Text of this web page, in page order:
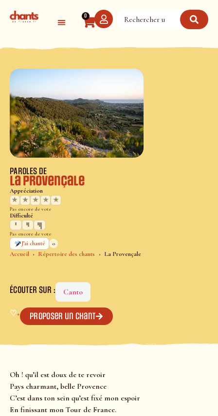
0
Accueil Répertoire des chants La Provençale
PAROLES DE
La Provençale
Appréciation
★
★ ★ ★ ★
Pas encore de vote
Difficulté
Pas encore de vote
J’ai chanté
0
ÉCOUTER SUR : Canto
♡+ Proposer un chant
Oh ! qu’il est doux de te revoir
Pays charmant, belle Provence
C’est dans ton sein qu’est fixé mon espoir
En finissant mon Tour de France.